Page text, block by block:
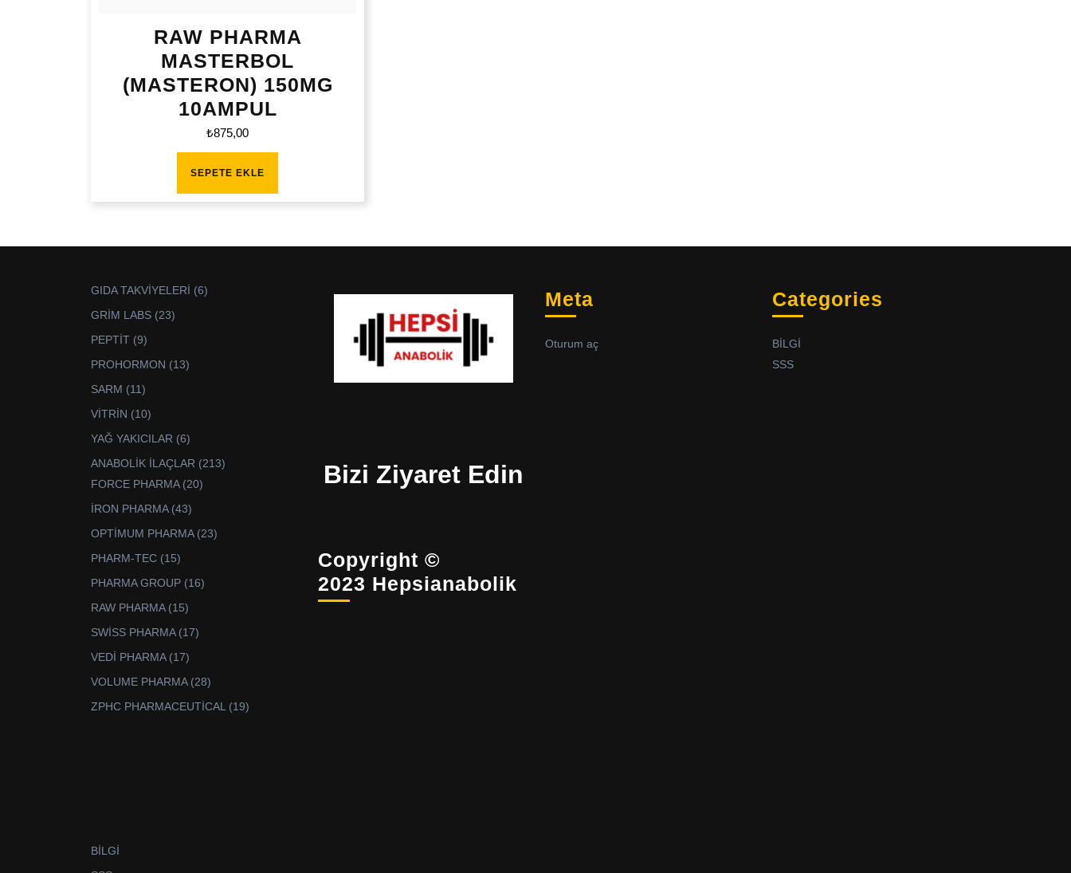
RAW PHARMA
MASTERBOL
(MASTERON) 150MG
10AMPUL
₺875,00
SEPETE EKLE
GIDA TAKVİYELERİ 66
GRİM LABS 2323
PEPTİT 99
PROHORMON 1313
SARM 1111
VİTRİN 1010
YAĞ YAKICILAR 66
ANABOLİK İLAÇLAR 213213
FORCE PHARMA 2020
İRON PHARMA 4343
OPTİMUM PHARMA 2323
PHARM-TEC 1515
PHARMA GROUP 1616
RAW PHARMA 1515
SWİSS PHARMA 1717
VEDİ PHARMA 1717
VOLUME PHARMA 2828
ZPHC PHARMACEUTİCAL 1919
BİLGİ
Bizi Ziyaret Edin
Copyright ©
2023 Hepsianabolik
Meta
Oturum aç
Categories
BİLGİ
SSS